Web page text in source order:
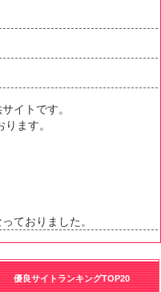
イトです。
ます。
ておりました。
優良サイトランキングTOP20